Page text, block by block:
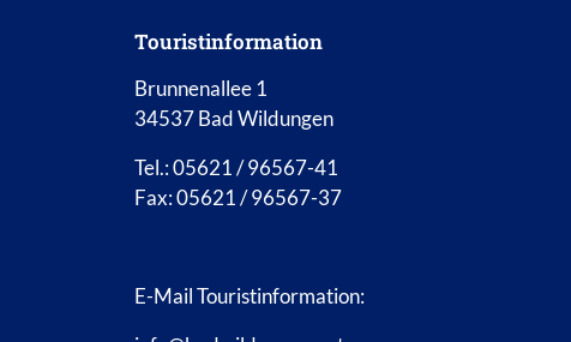
Touristinformation
Brunnenallee 1
34537 Bad Wildungen
Tel.: 05621 / 96567-41
Fax: 05621 / 96567-37
E-Mail Touristinformation: